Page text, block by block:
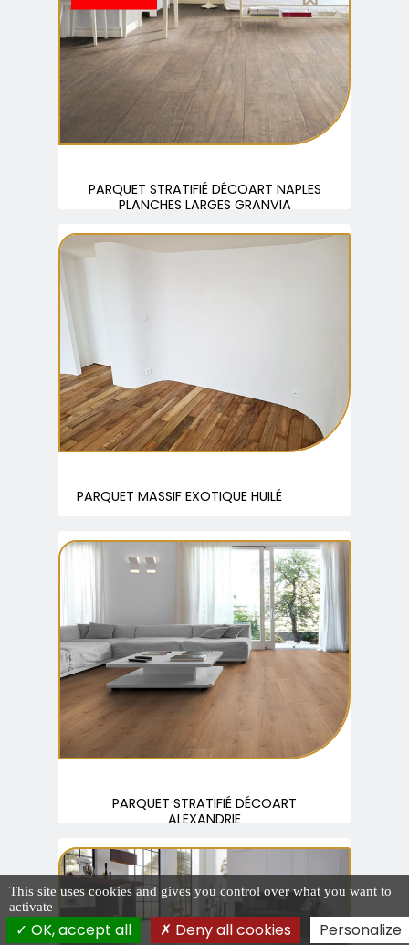
PARQUET STRATIFIÉ DÉCOART NAPLES
PLANCHES LARGES GRANVIA
PARQUET MASSIF EXOTIQUE HUILÉ
PARQUET STRATIFIÉ DÉCOART
ALEXANDRIE
This site uses cookies and gives you control over what you want to
activate
OK, accept all Deny all cookies Personalize